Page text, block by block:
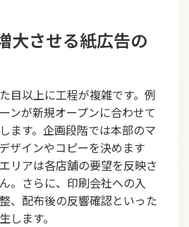
大させる紙広告の
目以上に工程が複雑です。例
ンが新規オープンに合わせて
ます。企画段階では本部のマ
ザインやコピーを決めます
リアは各店舗の要望を反映さ
。さらに、印刷会社への入
、配布後の反響確認といった
します。